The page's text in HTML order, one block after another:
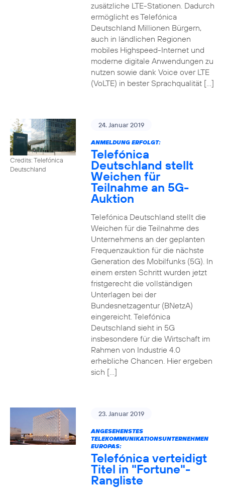
zusätzliche LTE-Stationen. Dadurch
ermöglicht es Telefónica
Deutschland Millionen Bürgern,
auch in ländlichen Regionen
mobiles Highspeed-Internet und
moderne digitale Anwendungen zu
nutzen sowie dank Voice over LTE
(VoLTE) in bester Sprachqualität […]
Credits: Telefónica
Deutschland
24. Januar 2019
ANMELDUNG ERFOLGT:
Telefónica
Deutschland stellt
Weichen für
Teilnahme an 5G-
Auktion
Telefónica Deutschland stellt die
Weichen für die Teilnahme des
Unternehmens an der geplanten
Frequenzauktion für die nächste
Generation des Mobilfunks (5G). In
einem ersten Schritt wurden jetzt
fristgerecht die vollständigen
Unterlagen bei der
Bundesnetzagentur (BNetzA)
eingereicht. Telefónica
Deutschland sieht in 5G
insbesondere für die Wirtschaft im
Rahmen von Industrie 4.0
erhebliche Chancen. Hier ergeben
sich […]
23. Januar 2019
ANGESEHENSTES
TELEKOMMUNIKATIONSUNTERNEHMEN
EUROPAS:
Telefónica verteidigt
Titel in "Fortune"-
Rangliste